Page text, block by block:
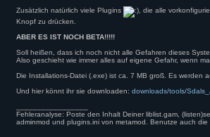
Zusätzlich natürlich viele Plugins
, die alle
Knopf zu drücken.
ABER ES IST NOCH BETA!!!!!
Soll heißen, dass ich noch nicht alle Gefahren dieses
Also geschieht wie immer alles auf eigene Gefahr, wenn
Die Installations-Datei (.exe) ist ca. 7 MB groß. Es werden
Und hier könnt ihr sie downloaden: downloads/tools/
Fehleranalyse: Poste den Inhalt Deiner liblist.gam,
adminmod und plugins.ini von metamod. Benutze auch die